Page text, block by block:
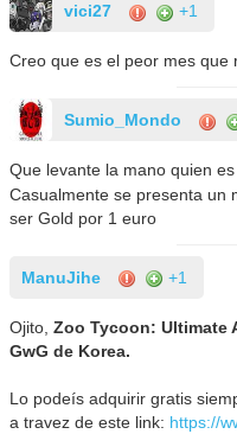
vici27 +1
Creo que es el peor mes que
Sumio_Mondo
Que levante la mano quien
Casualmente se presenta un
ser Gold por 1 euro
ManuJihe +1
Ojito,Zoo Tycoon: Ultimate
GwG de Korea.
Lo podeís adquirir gratis
a travez de este link: https://